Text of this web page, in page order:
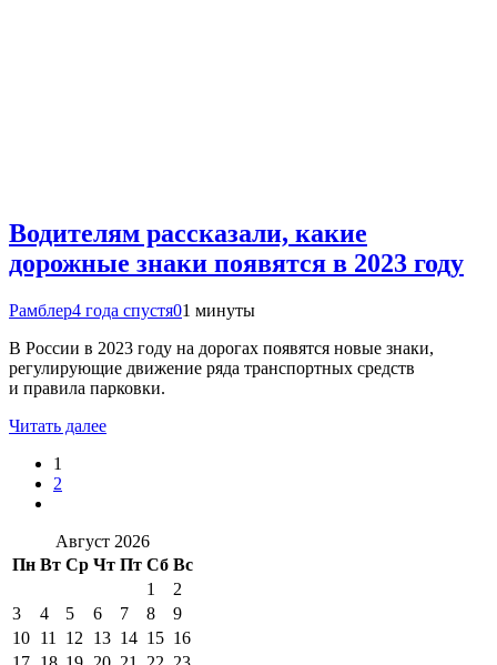
Водителям рассказали, какие
дорожные знаки появятся в 2023 году
Рамблер4 года спустя01 минуты
В России в 2023 году на дорогах появятся новые знаки,
регулирующие движение ряда транспортных средств
и правила парковки.
Читать далее
1
2
Август 2026
Пн Вт Ср Чт Пт Сб Вс
1
2
3
4 5 6 7 8
9
10 11 12 13 14 15 16